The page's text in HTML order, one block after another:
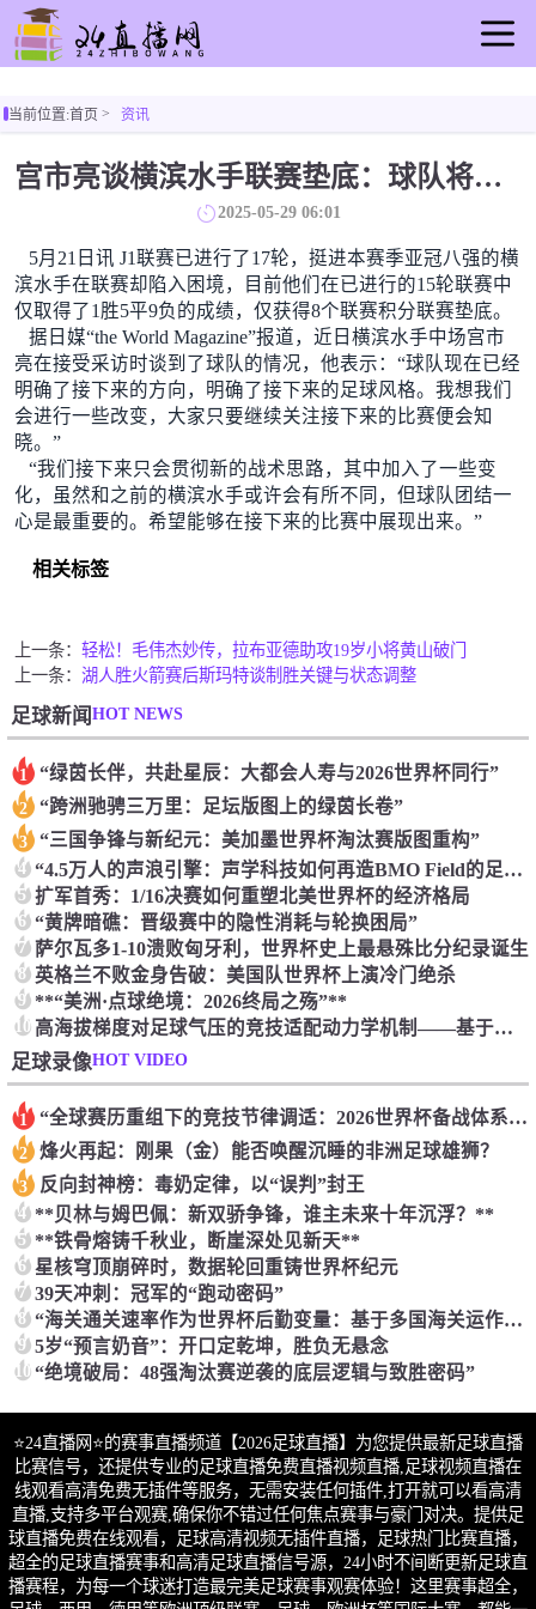
足球直播
篮球直播
重要赛事
录像
当前位置:首页 资讯
宫市亮谈横滨水手联赛垫底：球队将贯彻新的战术思路，将有所变化
2025-05-29 06:01
5月21日讯 J1联赛已进行了17轮，挺进本赛季亚冠八强的横
滨水手在联赛却陷入困境，目前他们在已进行的15轮联赛中
仅取得了1胜5平9负的成绩，仅获得8个联赛积分联赛垫底。
据日媒“the World Magazine”报道，近日横滨水手中场宫市
亮在接受采访时谈到了球队的情况，他表示：“球队现在已经
明确了接下来的方向，明确了接下来的足球风格。我想我们
会进行一些改变，大家只要继续关注接下来的比赛便会知
晓。”
“我们接下来只会贯彻新的战术思路，其中加入了一些变
化，虽然和之前的横滨水手或许会有所不同，但球队团结一
心是最重要的。希望能够在接下来的比赛中展现出来。”
相关标签
上一条： 轻松！毛伟杰妙传，拉布亚德助攻19岁小将黄山破门
上一条： 湖人胜火箭赛后斯玛特谈制胜关键与状态调整
足球新闻HOT NEWS
1 “绿茵长伴，共赴星辰：大都会人寿与2026世界杯同行”
2 “跨洲驰骋三万里：足坛版图上的绿茵长卷”
3 “三国争锋与新纪元：美加墨世界杯淘汰赛版图重构”
4 “4.5万人的声浪引擎：声学科技如何再造BMO Field的足球圣殿”
5 扩军首秀：1/16决赛如何重塑北美世界杯的经济格局
6 “黄牌暗礁：晋级赛中的隐性消耗与轮换困局”
7 萨尔瓦多1-10溃败匈牙利，世界杯史上最悬殊比分纪录诞生
8 英格兰不败金身告破：美国队世界杯上演冷门绝杀
9 **“美洲·点球绝境：2026终局之殇”**
10 高海拔梯度对足球气压的竞技适配动力学机制——基于墨西哥三城的优化建模研究
足球录像HOT VIDEO
1 “全球赛历重组下的竞技节律调适：2026世界杯备战体系的拓扑升级路径”
2 烽火再起：刚果（金）能否唤醒沉睡的非洲足球雄狮？
3 反向封神榜：毒奶定律，以“误判”封王
4 **贝林与姆巴佩：新双骄争锋，谁主未来十年沉浮？**
5 **铁骨熔铸千秋业，断崖深处见新天**
6 星核穹顶崩碎时，数据轮回重铸世界杯纪元
7 39天冲刺：冠军的“跑动密码”
8 “海关通关速率作为世界杯后勤变量：基于多国海关运作体系的战术评估框架”
9 5岁“预言奶音”：开口定乾坤，胜负无悬念
10“绝境破局：48强淘汰赛逆袭的底层逻辑与致胜密码”
⭐️24直播网⭐️的赛事直播频道【2026足球直播】为您提供最新足球直播
比赛信号，还提供专业的足球直播免费直播视频直播,足球视频直播在
线观看高清免费无插件等服务，无需安装任何插件,打开就可以看高清
直播,支持多平台观赛,确保你不错过任何焦点赛事与豪门对决。提供足
球直播免费在线观看，足球高清视频无插件直播，足球热门比赛直播，
超全的足球直播赛事和高清足球直播信号源，24小时不间断更新足球直
播赛程，为每一个球迷打造最完美足球赛事观赛体验！这里赛事超全，